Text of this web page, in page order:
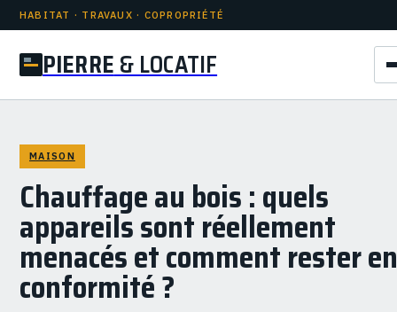
HABITAT · TRAVAUX · COPROPRIÉTÉ
PIERRE & LOCATIF
MAISON
Chauffage au bois : quels
appareils sont réellement
menacés et comment rester en
conformité ?